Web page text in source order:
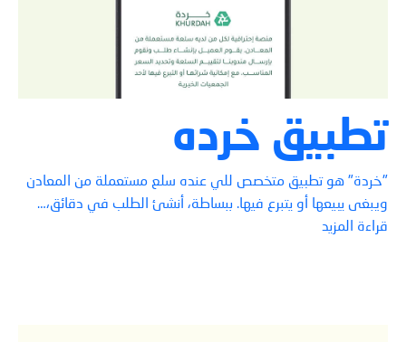
تطبيق خرده
"خردة" هو تطبيق متخصص للي عنده سلع مستعملة من المعادن
ويبغى يبيعها أو يتبرع فيها. ببساطة، أنشئ الطلب في دقائق،…
قراءة المزيد